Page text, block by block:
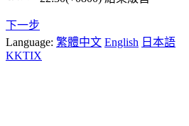
下一步
Language: 繁體中文 English 日本語
KKTIX